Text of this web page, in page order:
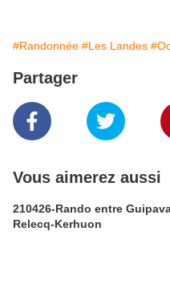
#Randonnée #Les Landes
Partager
Vous aimerez aussi
210426-Rando entre
Relecq-Kerhuon